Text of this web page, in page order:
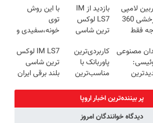
ساخت!
لامپی
چرخشی 360
فقط
منزل
بازدید از IM
LS7 لوکس
ترین شاسی
در باشگاه
انقلاب
با این روش
توی
خونه،سفیدی و
برگردون
(40%off)
مصنوعی
و مقاوم |
قسطی
کاربردی‌ترین
پاوربانک با
مناسب‌ترین
IM LS7 لوکس
ترین شاسی
بلند برقی ایران
پر بیننده‌ترین اخبار اروپا
دیدگاه خوانندگان امروز